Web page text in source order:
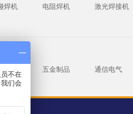
焊机 电阻焊机 激光焊接机
电器 五金制品 通信电气
不在
们会